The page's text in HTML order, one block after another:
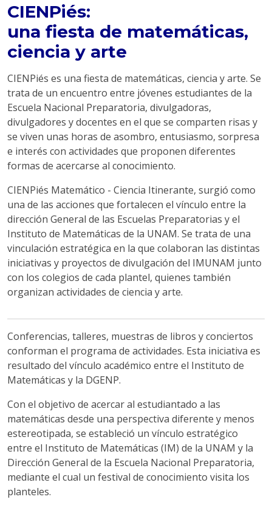
CIENPiés:
una fiesta de matemáticas,
ciencia y arte
CIENPiés es una fiesta de matemáticas, ciencia y arte. Se
trata de un encuentro entre jóvenes estudiantes de la
Escuela Nacional Preparatoria, divulgadoras,
divulgadores y docentes en el que se comparten risas y
se viven unas horas de asombro, entusiasmo, sorpresa
e interés con actividades que proponen diferentes
formas de acercarse al conocimiento.
CIENPiés Matemático - Ciencia Itinerante, surgió como
una de las acciones que fortalecen el vínculo entre la
dirección General de las Escuelas Preparatorias y el
Instituto de Matemáticas de la UNAM. Se trata de una
vinculación estratégica en la que colaboran las distintas
iniciativas y proyectos de divulgación del IMUNAM junto
con los colegios de cada plantel, quienes también
organizan actividades de ciencia y arte.
Conferencias, talleres, muestras de libros y conciertos
conforman el programa de actividades. Esta iniciativa es
resultado del vínculo académico entre el Instituto de
Matemáticas y la DGENP.
Con el objetivo de acercar al estudiantado a las
matemáticas desde una perspectiva diferente y menos
estereotipada, se estableció un vínculo estratégico
entre el Instituto de Matemáticas (IM) de la UNAM y la
Dirección General de la Escuela Nacional Preparatoria,
mediante el cual un festival de conocimiento visita los
planteles.